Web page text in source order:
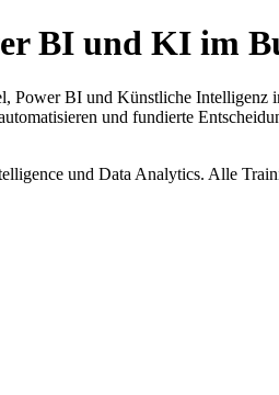
BI und KI im
Power BI und Künstliche Intelligenz
und fundierte
und Data Analytics. Alle